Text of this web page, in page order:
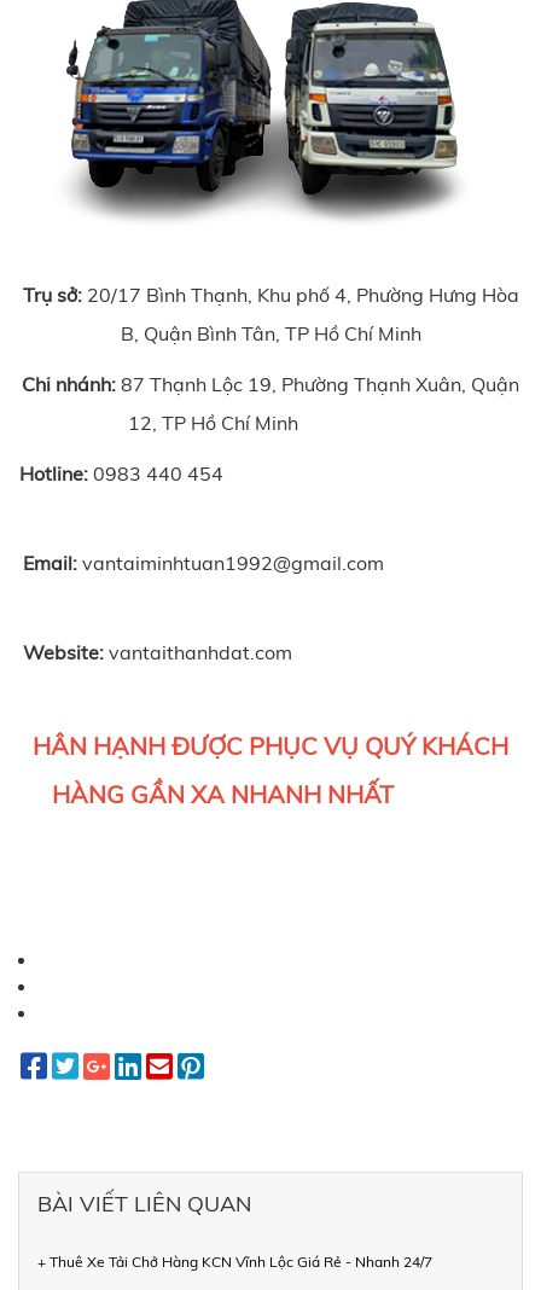
Trụ sở: 20/17 Bình Thạnh, Khu phố 4, Phường Hưng Hòa
B, Quận Bình Tân, TP Hồ Chí Minh
Chi nhánh: 87 Thạnh Lộc 19, Phường Thạnh Xuân, Quận
12, TP Hồ Chí Minh
Hotline:0983 440 454
Email: vantaiminhtuan1992@gmail.com
Website: vantaithanhdat.com
HÂN HẠNH ĐƯỢC PHỤC VỤ QUÝ KHÁCH
HÀNG GẦN XA NHANH NHẤT
BÀI VIẾT LIÊN QUAN
+ Thuê Xe Tải Chở Hàng KCN Vĩnh Lộc Giá Rẻ - Nhanh 24/7